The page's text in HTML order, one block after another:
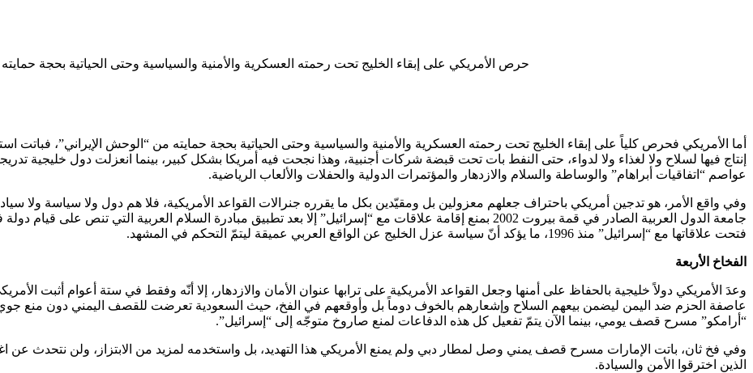
حرص الأمريكي على إبقاء الخليج تحت رحمته العسكرية والأمنية والسياسية وحتى الحياتية بحجة
أما الأمريكي فحرص كلياً على إبقاء الخليج تحت رحمته العسكرية والأمنية والسياسية وحتى الحياتية بحجة حمايته من “الوحش الإيراني”، فباتت
إنتاج فيها لسلاح ولا لغذاء ولا لدواء، حتى النفط بات تحت قبضة شركات أجنبية، وهذا نجحت فيه أمريكا بشكل كبير، بينما انعزلت دول خليجية
عواصم “اتفاقيات أبراهام” والوساطة والسلام والازدهار والمؤتمرات الدولية والحفلات والألعاب الرياضية.
وفي واقع الأمر، هو تدجين أمريكي باحتراف جعلهم معزولين بل ومقيّدين بكل ما يقرره جنرالات القواعد الأمريكية، فلا هم دول ولا سياسة ولا
جامعة الدول العربية الصادر في قمة بيروت 2002 بمنع إقامة علاقات مع “إسرائيل” إلا بعد تطبيق مبادرة السلام العربية
فتحت علاقاتها مع “إسرائيل” منذ 1996، ما يؤكد أنّ سياسة عزل الخليج عن الواقع العربي عميقة ليتمّ التحكم في المشهد.
الفخاخ الأربعة
وعدَ الأمريكي دولاً خليجية بالحفاظ على أمنها وجعل القواعد الأمريكية على ترابها عنوان الأمان والازدهار، إلا أنّه وفقط في ستة أعوام أثبت
عاصفة الحزم ضد اليمن ليضمن بيعهم السلاح وإشعارهم بالخوف دوماً بل وأوقعهم في الفخ، حيث السعودية تعرضت للقصف اليمني دون منع
“أرامكو” مسرح قصف يومي، بينما الآن يتمّ تفعيل كل هذه الدفاعات لمنع صاروخ متوجّه إلى “إسرائيل”.
وفي فخ ثان، باتت الإمارات مسرح قصف يمني وصل لمطار دبي ولم يمنع الأمريكي هذا التهديد، بل واستخدمه لمزيد من الابتزاز، ولن نتحدث عن
الذين اخترقوا الأمن والسيادة.